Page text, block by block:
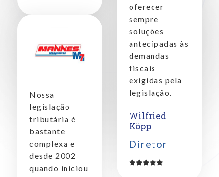
Nossa
legislação
tributária é
bastante
complexa e
desde 2002
quando iniciou
oferecer
sempre
soluções
antecipadas às
demandas
fiscais
exigidas pela
legislação.
Wilfried
Köpp
Diretor